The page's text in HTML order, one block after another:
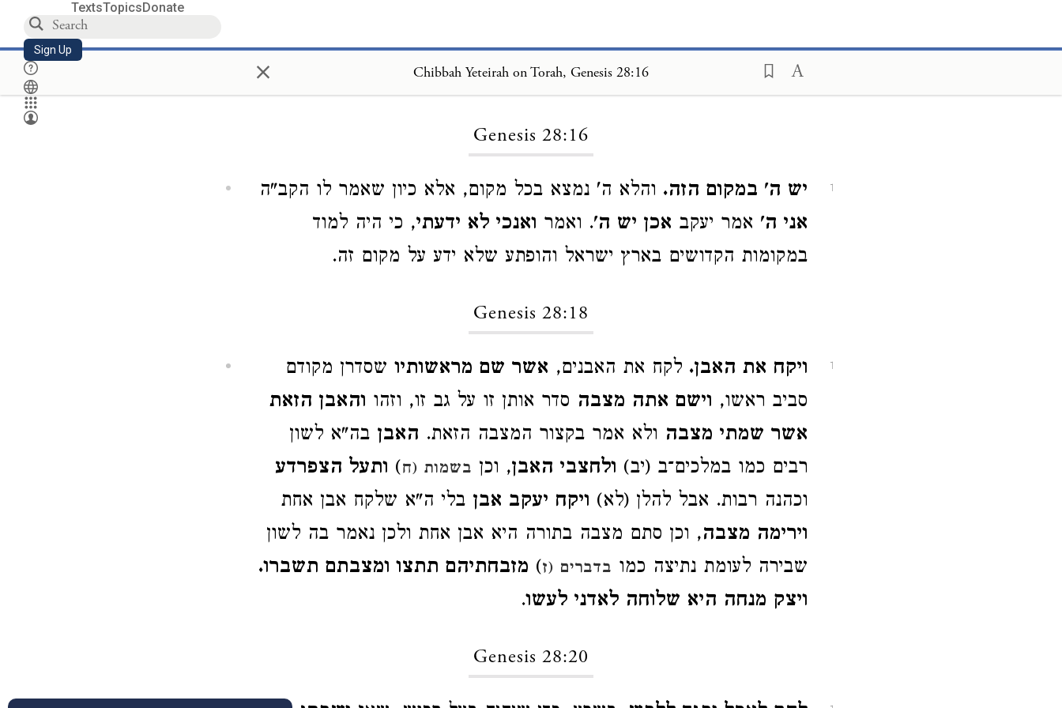
TextsTopicsDonate
Sign Up × Chibbah Yeteirah on Torah, Genesis 28:16
Genesis 28:16
1 יש ה' במקום הזה. והלא ה' נמצא בכל מקום, אלא כיון שאמר לו הקב"ה
אני ה' אמר יעקב אכן יש ה'. ואמר ואנכי לא ידעתי, כי היה למוד
במקומות הקדושים בארץ ישראל והופתע שלא ידע על מקום זה.
Genesis 28:18
1 ויקח את האבן. לקח את האבנים, אשר שם מראשותיו שסדרן מקודם
סביב ראשו, וישם אתה מצבה סדר אותן זו על גב זו, וזהו והאבן הזאת
אשר שמתי מצבה ולא אמר בקצור המצבה הזאת. האבן בה"א לשון
רבים כמו במלכים־ב (יב) ולחצבי האבן, וכן בשמות (ח) ותעל הצפרדע
וכהנה רבות. אבל להלן (לא) ויקח יעקב אבן בלי ה"א שלקח אבן אחת
וירימה מצבה, וכן סתם מצבה בתורה היא אבן אחת ולכן נאמר בה לשון
שבירה לעומת נתיצה כמו בדברים (ז) מזבחתיהם תתצו ומצבתם תשברו.
ויצק מנחה היא שלוחה לאדני לעשו.
Genesis 28:20